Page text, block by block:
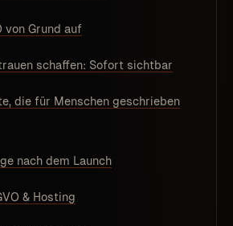
von Grund auf
schaffen: Sofort sichtbar
die für Menschen geschrieben
nach dem Launch
& Hosting